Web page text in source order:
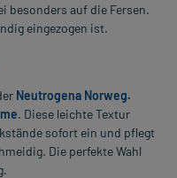
besonders auf die Fersen.
eingezogen ist.
Neutrogena Norweg.
. Diese leichte Textur
sofort ein und pflegt
Die perfekte Wahl